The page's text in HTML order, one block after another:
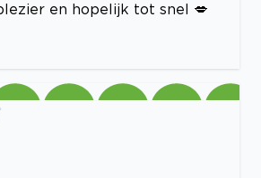
en hopelijk tot snel 💋